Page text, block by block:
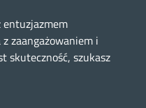
entuzjazmem
zaangażowaniem i
skuteczność, szukasz